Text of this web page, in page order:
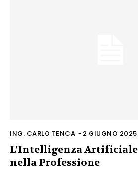
ING. CARLO TENCA - 2 GIUGNO 2025
L’Intelligenza Artificiale
nella Professione